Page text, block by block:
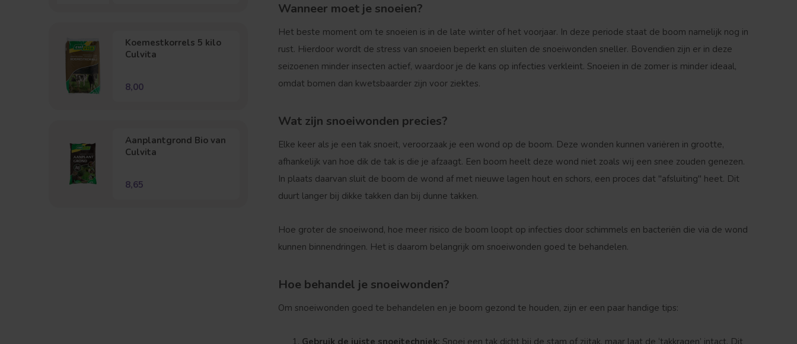
Koemestkorrels 5 kilo
Culvita
8,00
Aanplantgrond Bio van
Culvita
8,65
Wanneer moet je snoeien?
Het beste moment om te snoeien is in de late winter of het voorjaar. In deze periode staat de boom namelijk nog in
rust. Hierdoor wordt de stress van snoeien beperkt en sluiten de snoeiwonden sneller. Bovendien zijn er in deze
seizoenen minder insecten actief, waardoor je de kans op infecties verkleint. Snoeien in de zomer is minder ideaal,
omdat bomen dan kwetsbaarder zijn voor ziektes.
Wat zijn snoeiwonden precies?
Elke keer als je een tak snoeit, veroorzaak je een wond op de boom. Deze wonden kunnen variëren in grootte,
afhankelijk van hoe dik de tak is die je afzaagt. Een boom heelt deze wond niet zoals wij een snee zouden genezen.
In plaats daarvan sluit de boom de wond af met nieuwe lagen hout en schors, een proces dat "afsluiting" heet. Dit
duurt langer bij dikke takken dan bij dunne takken.
Hoe groter de snoeiwond, hoe meer risico de boom loopt op infecties door schimmels en bacteriën die via de wond
kunnen binnendringen. Het is daarom belangrijk om snoeiwonden goed te behandelen.
Hoe behandel je snoeiwonden?
Om snoeiwonden goed te behandelen en je boom gezond te houden, zijn er een paar handige tips:
Gebruik de juiste snoeitechniek: Snoei een tak dicht bij de stam of zijtak, maar laat de ‘takkragen’ intact. Dit